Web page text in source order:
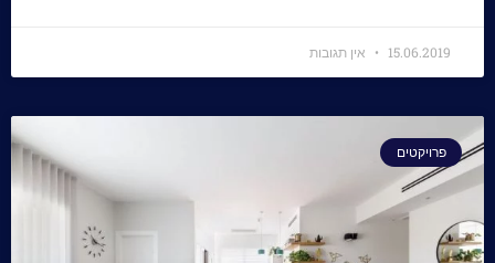
15.06.2019 אין תגובות
פרויקטים